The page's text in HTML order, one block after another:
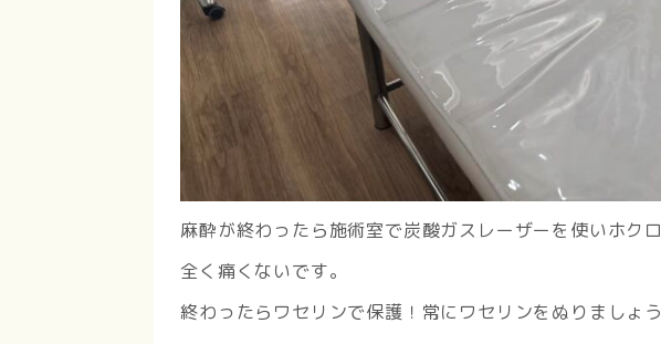
麻酔が終わったら施術室で炭酸ガスレーザーを使いホク
全く痛くないです。
終わったらワセリンで保護！常にワセリンをぬりましょう